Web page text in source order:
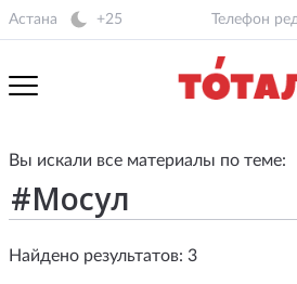
Астана +25 Телефон
Вы искали все материалы по теме:
Найдено результатов: 3